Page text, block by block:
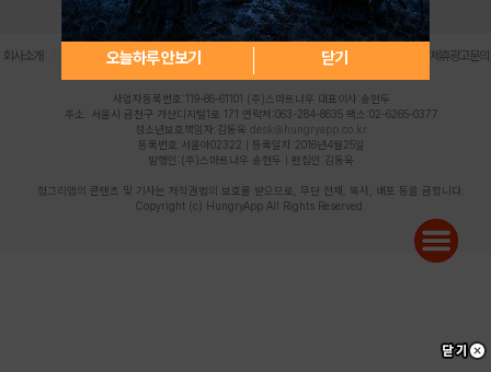
오늘하루 안보기 닫기
로그인 PC버전 전체앱
회사소개 | 개인정보 처리방침 불법촬영물 신고센터 제휴광고문의
사업자등록번호:119-86-61101 (주)스마트나우 대표이사:송현두
주소: 서울시 금천구 가산디지털1로 171 연락처:063-284-8635 팩스:02-6265-0377
청소년보호책임자:김동욱 desk@hungryapp.co.kr
등록번호:서울아02322 | 등록일자:2016년4월25일
발행인:(주)스마트나우 송현두 | 편집인:김동욱
헝그리앱의 콘텐츠 및 기사는 저작권법의 보호를 받으므로, 무단 전재, 복사, 배포 등을 금합니다.
Copyright (c) HungryApp All Rights Reserved.